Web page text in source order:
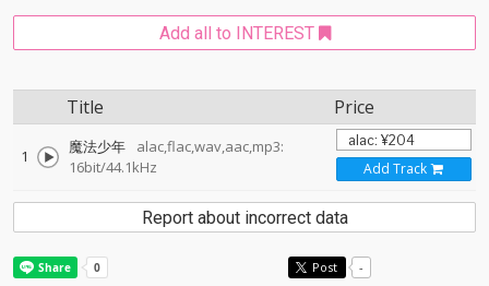
Add all to INTEREST
Title Price
1 魔法少年
alac,flac,wav,aac,mp3:
16bit/44.1kHz
Add Track
Report about incorrect data
Post -